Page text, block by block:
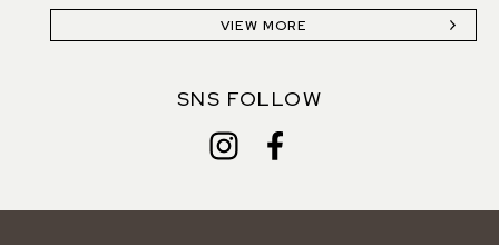
VIEW MORE
SNS FOLLOW